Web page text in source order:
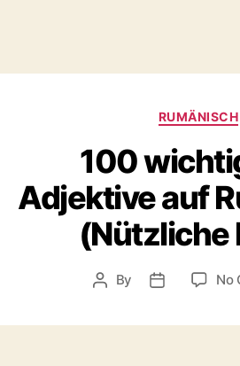
RUMÄNISCH
100
Adjektive auf
(Nützliche
Post
By
Post
No